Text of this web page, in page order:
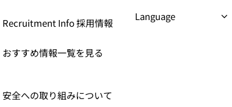
Recruitment Info 採用情報
おすすめ情報一覧を見る
安全への取り組みについて